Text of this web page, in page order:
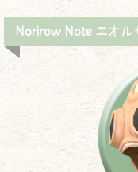
Norirow Note エオル